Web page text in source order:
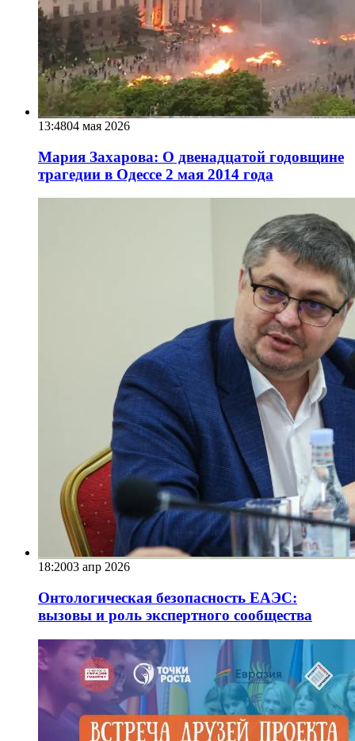
13:4804 мая 2026
Мария Захарова: О двенадцатой годовщине
трагедии в Одессе 2 мая 2014 года
18:2003 апр 2026
Онтологическая безопасность ЕАЭС:
вызовы и роль экспертного сообщества